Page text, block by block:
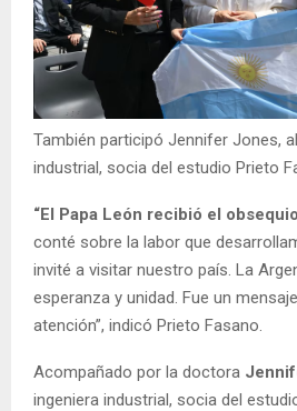
También participó Jennifer Jones,
industrial, socia del estudio Prieto
“El Papa León recibió el
conté sobre la labor que
invité a visitar nuestro país. La
esperanza y unidad. Fue un
atención”, indicó Prieto Fasano.
Acompañado por la doctora
ingeniera industrial, socia del